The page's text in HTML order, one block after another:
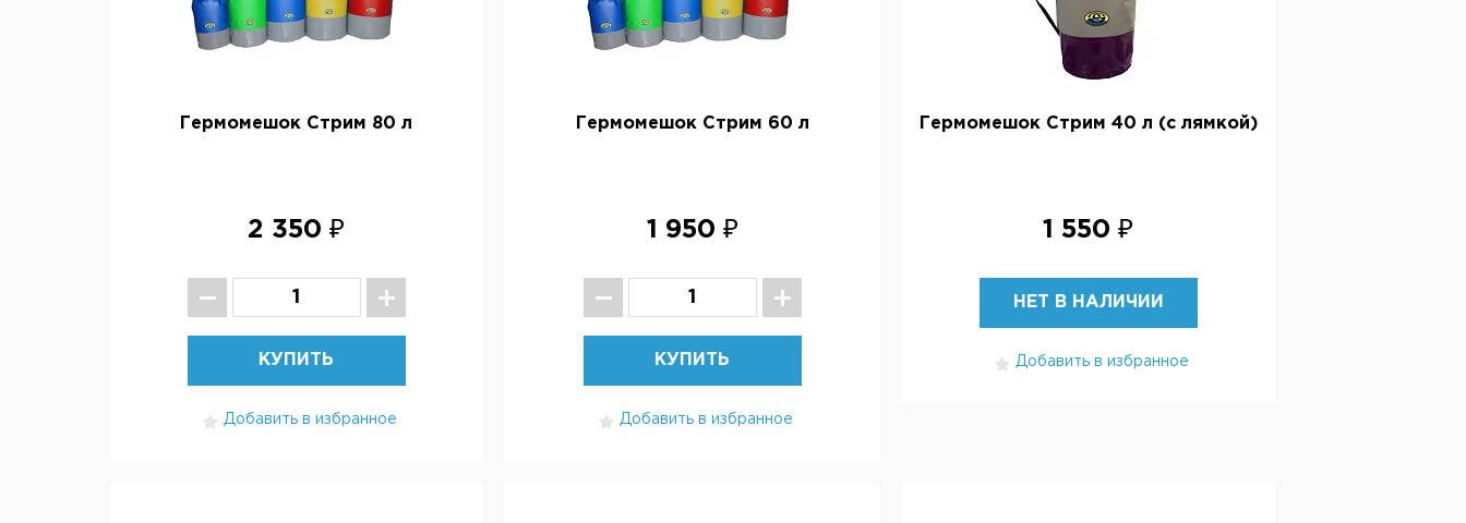
Гермомешок Стрим 80 л
2 350 ₽
КУПИТЬ
Добавить в избранное
Гермомешок Стрим 60 л
1 950 ₽
КУПИТЬ
Добавить в избранное
Гермомешок Стрим 40 л (с лямкой)
1 550 ₽
НЕТ В НАЛИЧИИ
Добавить в избранное